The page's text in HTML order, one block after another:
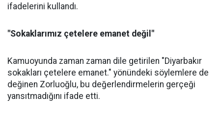
ifadelerini kullandı.
"Sokaklarımız çetelere emanet değil"
Kamuoyunda zaman zaman dile getirilen "Diyarbakır
sokakları çetelere emanet." yönündeki söylemlere de
değinen Zorluoğlu, bu değerlendirmelerin gerçeği
yansıtmadığını ifade etti.